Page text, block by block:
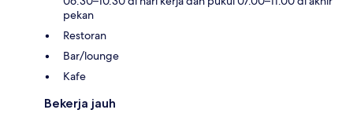
pekan
Restoran
Bar/lounge
Kafe
Bekerja jauh